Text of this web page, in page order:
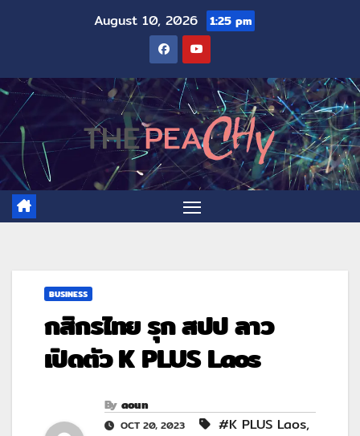
August 10, 2026 1:25 pm
BUSINESS
กสิกรไทย รุก สปป ลาว
เปิดตัว K PLUS Laos
By aoun
OCT 20, 2023 #K PLUS Laos,